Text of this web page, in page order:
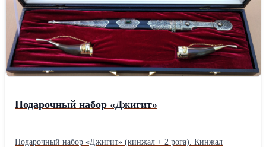
Подарочный набор «Джигит»
Подарочный набор «Джигит» (кинжал + 2 рога). Кинжал